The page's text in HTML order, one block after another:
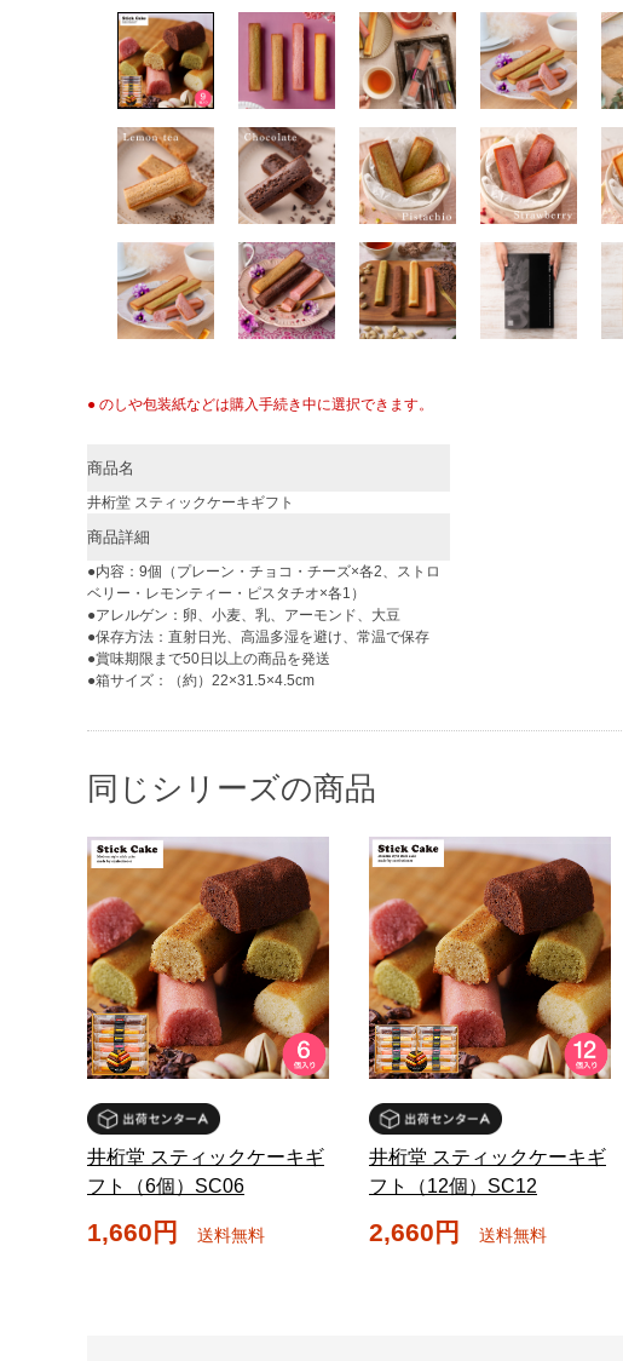
● のしや包装紙などは購入手続き中に選択できます。
商品名
井桁堂 スティックケーキギフト
商品詳細
●内容：9個（プレーン・チョコ・チーズ×各2、ストロ
ベリー・レモンティー・ピスタチオ×各1）
●アレルゲン：卵、小麦、乳、アーモンド、大豆
●保存方法：直射日光、高温多湿を避け、常温で保存
●賞味期限まで50日以上の商品を発送
●箱サイズ：（約）22×31.5×4.5cm
同じシリーズの商品
井桁堂 スティックケーキギ
フト（6個）SC06
1,660円 送料無料
井桁堂 スティックケーキギ
フト（12個）SC12
2,660円 送料無料